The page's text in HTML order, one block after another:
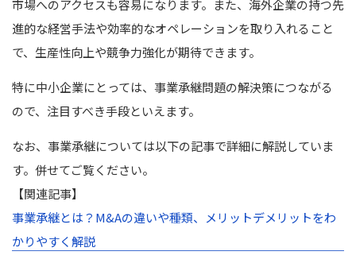
市場へのアクセスも容易になります。 また、海外企業の持つ先
進的な経営手法や効率的なオペレーションを取り入れること
で、生産性向上や競争力強化が期待できます。
特に中小企業にとっては、事業承継問題の解決策につながる
ので、注目すべき手段といえます。
なお、事業承継については以下の記事で詳細に解説していま
す。併せてご覧ください。
【関連記事】
事業承継とは？M&Aの違いや種類、メリットデメリットをわ
かりやすく解説